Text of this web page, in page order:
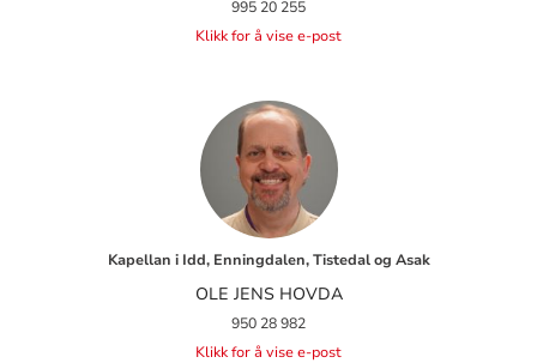
995 20 255
Klikk for å vise e-post
Kapellan i Idd, Enningdalen, Tistedal og Asak
OLE JENS HOVDA
950 28 982
Klikk for å vise e-post